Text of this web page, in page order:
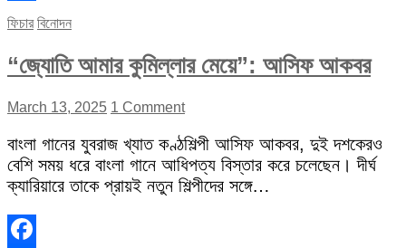
Share
ফিচার বিনোদন
“জ্যোতি আমার কুমিল্লার মেয়ে”: আসিফ আকবর
March 13, 2025 1 Comment
বাংলা গানের যুবরাজ খ্যাত কণ্ঠশিল্পী আসিফ আকবর, দুই দশকেরও
বেশি সময় ধরে বাংলা গানে আধিপত্য বিস্তার করে চলেছেন। দীর্ঘ
ক্যারিয়ারে তাকে প্রায়ই নতুন শিল্পীদের সঙ্গে…